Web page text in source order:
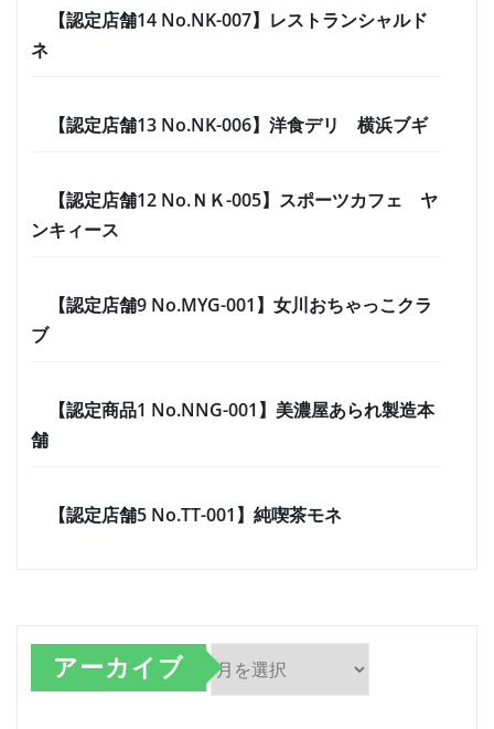
【認定店舗14 No.NK-007】レストランシャルド
ネ
【認定店舗13 No.NK-006】洋食デリ 横浜ブギ
【認定店舗12 No.ＮＫ-005】スポーツカフェ ヤ
ンキィース
【認定店舗9 No.MYG-001】女川おちゃっこクラ
ブ
【認定商品1 No.NNG-001】美濃屋あられ製造本
舗
【認定店舗5 No.TT-001】純喫茶モネ
アーカイブ